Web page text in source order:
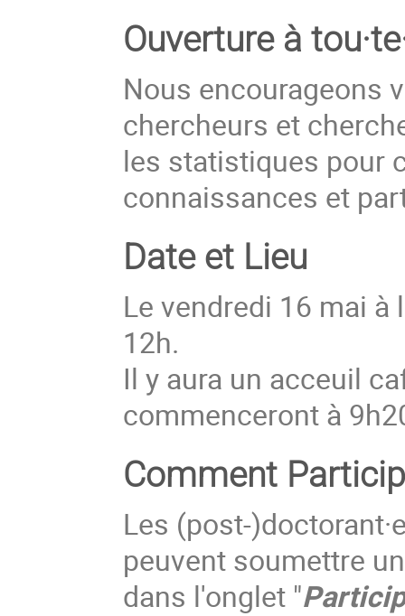
Ouverture à tou
Nous encourageons
chercheurs et
les statistiques pour
connaissances et
Date et Lieu
Le vendredi 16 mai à
12h.
Il y aura un acceuil
commenceront à
Comment
Les (post-
peuvent soumettre
dans l'onglet "